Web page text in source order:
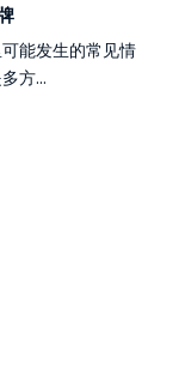
能发生的常见情
方...